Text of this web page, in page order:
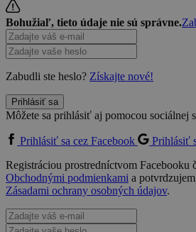
Bohužiaľ, tieto údaje nie sú správne.
Zabudli ste heslo? Získajte nové!
Prihlásiť sa
Môžete sa prihlásiť aj pomocou sociálnej
Prihlásiť sa cez Facebook
Prihlásiť
Registráciou prostredníctvom Facebooku
Obchodnými podmienkami a
Zásadami ochrany osobných údajov.